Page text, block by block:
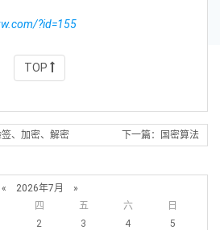
?id=155
TOP
、加密、解密 下一篇：国密算法
« 2026年7月
»
四 五 六
日
2 3 4
5